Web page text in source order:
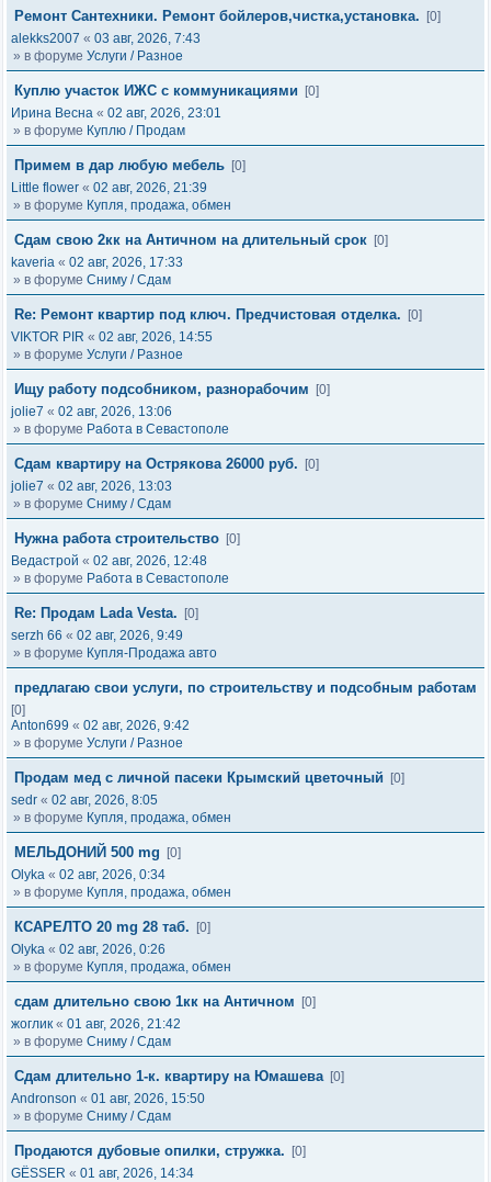
Ремонт Сантехники. Ремонт бойлеров,чистка,установка.
[0]
alekks2007 « 03 авг, 2026, 7:43
» в форуме Услуги / Разное
Куплю участок ИЖС с коммуникациями
[0]
Ирина Весна « 02 авг, 2026, 23:01
» в форуме Куплю / Продам
Примем в дар любую мебель [0]
Little flower « 02 авг, 2026, 21:39
» в форуме Купля, продажа, обмен
Сдам свою 2кк на Античном на длительный срок [0]
kaveria « 02 авг, 2026, 17:33
» в форуме Сниму / Сдам
Re: Ремонт квартир под ключ. Предчистовая отделка.
[0]
VIKTOR PIR « 02 авг, 2026, 14:55
» в форуме Услуги / Разное
Ищу работу подсобником, разнорабочим
[0]
jolie7 « 02 авг, 2026, 13:06
» в форуме Работа в Севастополе
Сдам квартиру на Острякова 26000 руб.
[0]
jolie7 « 02 авг, 2026, 13:03
» в форуме Сниму / Сдам
Нужна работа строительство [0]
Ведастрой « 02 авг, 2026, 12:48
» в форуме Работа в Севастополе
Re: Продам Lada Vesta.
[0]
serzh 66 « 02 авг, 2026, 9:49
» в форуме Купля-Продажа авто
предлагаю свои услуги, по строительству и подсобным работам
[0]
Anton699 « 02 авг, 2026, 9:42
» в форуме Услуги / Разное
Продам мед с личной пасеки Крымский цветочный
[0]
sedr « 02 авг, 2026, 8:05
» в форуме Купля, продажа, обмен
МЕЛЬДОНИЙ 500 mg
[0]
Olyka « 02 авг, 2026, 0:34
» в форуме Купля, продажа, обмен
КСАРЕЛТО 20 mg 28 таб.
[0]
Olyka « 02 авг, 2026, 0:26
» в форуме Купля, продажа, обмен
сдам длительно свою 1кк на Античном
[0]
жоглик « 01 авг, 2026, 21:42
» в форуме Сниму / Сдам
Сдам длительно 1-к. квартиру на Юмашева [0]
Andronson « 01 авг, 2026, 15:50
» в форуме Сниму / Сдам
Продаются дубовые опилки, стружка.
[0]
GЁSSER « 01 авг, 2026, 14:34